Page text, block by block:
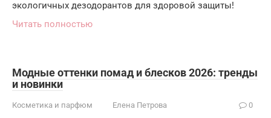
экологичных дезодорантов для здоровой защиты!
Читать полностью
Модные оттенки помад и блесков 2026: тренды
и новинки
Косметика и парфюм Елена Петрова 0